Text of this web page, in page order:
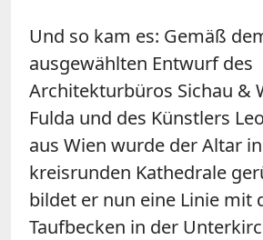
Und so kam es: Gemäß
ausgewählten Entwurf des
Architekturbüros Sichau &
Fulda und des Künstlers
aus Wien wurde der Altar
kreisrunden Kathedrale
bildet er nun eine Linie mit
Taufbecken in der